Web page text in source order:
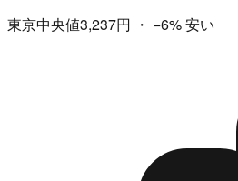
東京中央値3,237円 ・ −6%安い